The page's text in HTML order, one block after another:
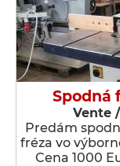
Spodná
Vente
Predám
fréza vo
Cena 1000